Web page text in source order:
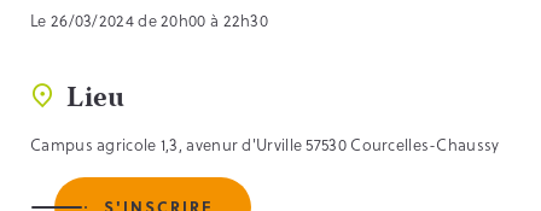
Le 26/03/2024 de 20h00 à 22h30
Lieu
Campus agricole 1,3, avenur d'Urville 57530 Courcelles-Chaussy